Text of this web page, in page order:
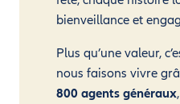
bienveillance et
Plus qu’une valeur,
nous faisons vivre
800 agents généraux